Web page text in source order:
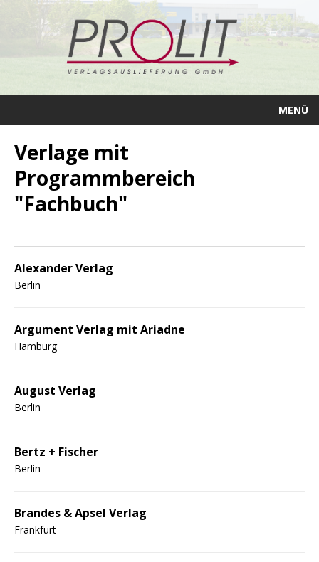
MENÜ
Verlage mit
Programmbereich
"Fachbuch"
Alexander Verlag
Berlin
Argument Verlag mit Ariadne
Hamburg
August Verlag
Berlin
Bertz + Fischer
Berlin
Brandes & Apsel Verlag
Frankfurt